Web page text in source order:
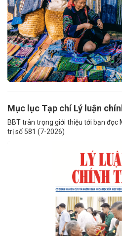
Mục lục Tạp chí Lý luận
BBT trân trọng giới thiệu tới bạn đọc
trị số 581 (7-2026)